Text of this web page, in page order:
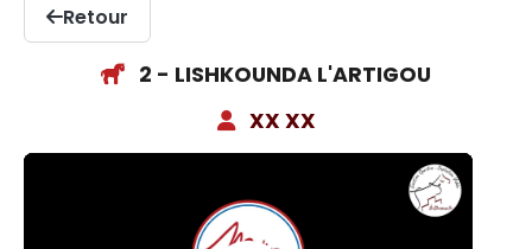
Retour
2 - LISHKOUNDA L'ARTIGOU
XX XX